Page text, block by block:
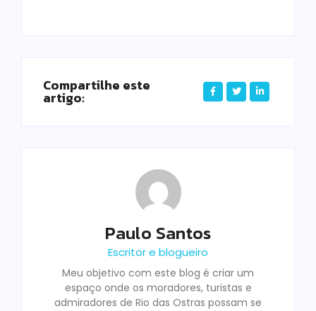
Compartilhe este
artigo:
Paulo Santos
Escritor e blogueiro
Meu objetivo com este blog é criar um
espaço onde os moradores, turistas e
admiradores de Rio das Ostras possam se